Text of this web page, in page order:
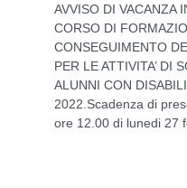
AVVISO DI VACANZA
CORSO DI
CONSEGUIMENTO
PER LE ATTIVITA’ DI
ALUNNI CON
2022.Scadenza di
ore 12.00 di lunedi 27